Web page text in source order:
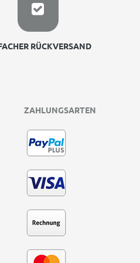
RÜCKVERSAND
ZAHLUNGSARTEN